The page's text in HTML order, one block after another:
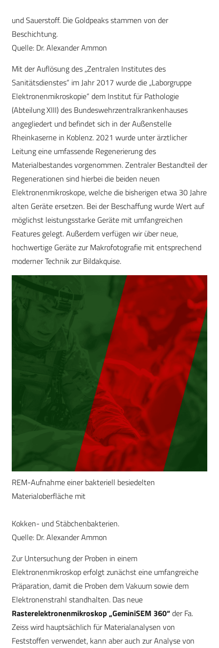
und Sauerstoff. Die Goldpeaks stammen von der
Beschichtung.
Quelle: Dr. Alexander Ammon
Mit der Auflösung des „Zentralen Institutes des
Sanitätsdienstes“ im Jahr 2017 wurde die „Laborgruppe
Elektronenmikroskopie“ dem Institut für Pathologie
(Abteilung XIII) des Bundeswehrzentralkrankenhauses
angegliedert und befindet sich in der Außenstelle
Rheinkaserne in Koblenz. 2021 wurde unter ärztlicher
Leitung eine umfassende Regenerierung des
Materialbestandes vorgenommen. Zentraler Bestandteil der
Regenerationen sind hierbei die beiden neuen
Elektronenmikroskope, welche die bisherigen etwa 30 Jahre
alten Geräte ersetzen. Bei der Beschaffung wurde Wert auf
möglichst leistungsstarke Geräte mit umfangreichen
Features gelegt. Außerdem verfügen wir über neue,
hochwertige Geräte zur Makrofotografie mit entsprechend
moderner Technik zur Bildakquise.
REM-Aufnahme einer bakteriell besiedelten
Materialoberfläche mit
Kokken- und Stäbchenbakterien.
Quelle: Dr. Alexander Ammon
Zur Untersuchung der Proben in einem
Elektronenmikroskop erfolgt zunächst eine umfangreiche
Präparation, damit die Proben dem Vakuum sowie dem
Elektronenstrahl standhalten. Das neue
Rasterelektronenmikroskop „GeminiSEM 360“der Fa.
Zeiss wird hauptsächlich für Materialanalysen von
Feststoffen verwendet, kann aber auch zur Analyse von